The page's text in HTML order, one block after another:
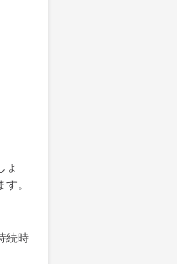
ょ
。
続時